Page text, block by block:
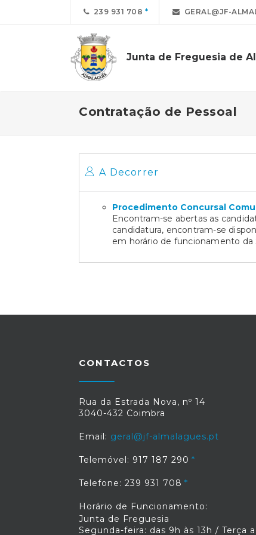
239 931 708 GERAL@JF-
Junta de Freguesia de
Contratação de Pessoal
A Decorrer
Procedimento Concursal
Encontram-se abertas as
candidatura, encontram-se
em horário de funcionamento da
CONTACTOS
Rua da Estrada Nova, nº 14
3040-432 Coimbra
Email: geral@jf-almalagues.pt
Telemóvel: 917 187 290
Telefone: 239 931 708
Horário de Funcionamento:
Junta de Freguesia
Segunda-feira: das 9h às 13h / Terça a